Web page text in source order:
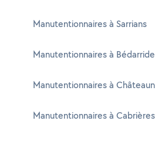
Manutentionnaires à Sarrians
Manutentionnaires à
Manutentionnaires à
Manutentionnaires à